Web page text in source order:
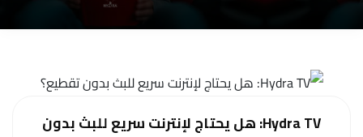
Hydra TV: هل يحتاج لإنترنت سريع للبث بدون